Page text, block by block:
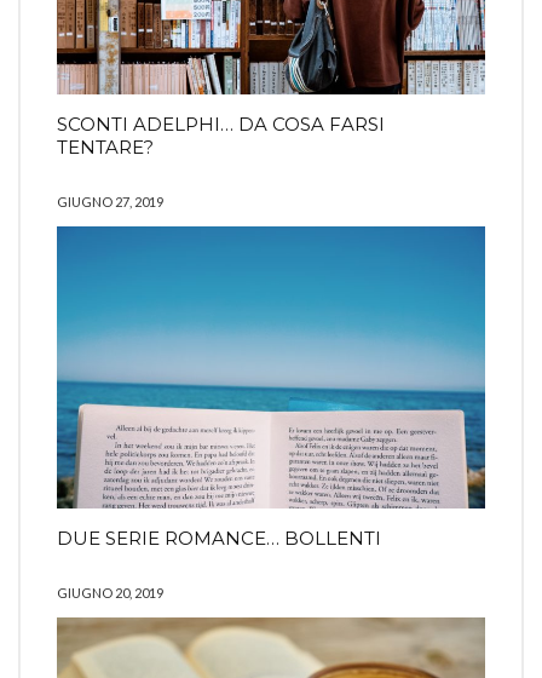
SCONTI ADELPHI… DA COSA FARSI
TENTARE?
GIUGNO 27, 2019
DUE SERIE ROMANCE… BOLLENTI
GIUGNO 20, 2019